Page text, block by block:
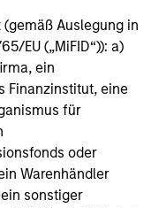
(gemäß Auslegung in
EU („MiFID“)): a)
ein
Finanzinstitut, eine
für
oder
Warenhändler
sonstiger
ist der mögliche
angelegten
nicht, dass es sich
beachten Sie die
unter Ressourcen,
für die einzelnen
für Fonds wird